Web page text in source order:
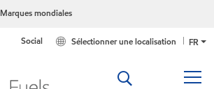
Marques mondiales
FR
Sélectionner une localisation
Social